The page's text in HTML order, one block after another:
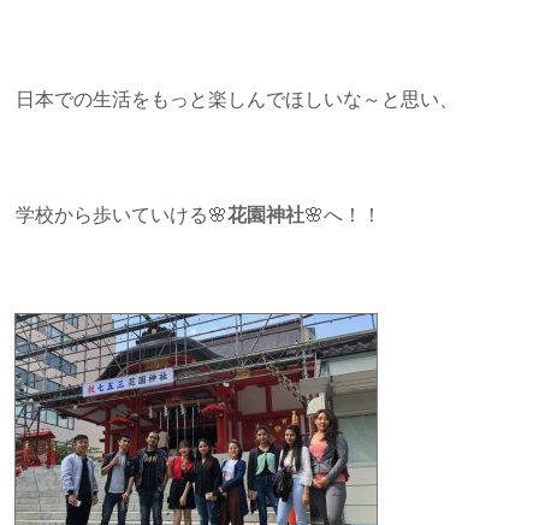
日本での生活をもっと楽しんでほしいな～と思い、
学校から歩いていける🌸花園神社🌸へ！！